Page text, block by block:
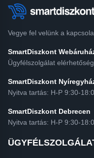
Vegye fel velünk a
SmartDiszkont
Ügyfélszolgálat
SmartDiszkont
Nyitva tartás: H-P 9:30-
SmartDiszkont Debrecen
Nyitva tartás: H-P 9:30-